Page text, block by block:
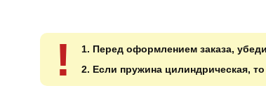
!
1. Перед оформлением заказа,
2. Если пружина цилиндрическая,